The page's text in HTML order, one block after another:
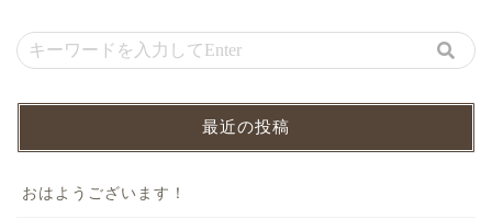
最近の投稿
おはようございます！